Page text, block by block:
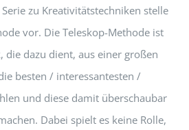
zu Kreativitätstechniken stelle
vor. Die Teleskop-Methode ist
die dazu dient, aus einer großen
besten / interessantesten /
und diese damit überschaubar
Dabei spielt es keine Rolle,